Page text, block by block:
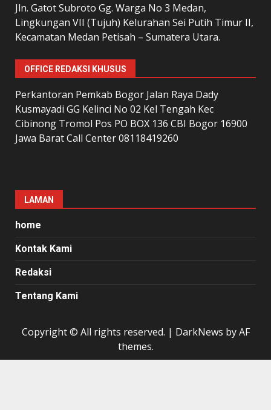
Jln. Gatot Subroto Gg. Warga No 3 Medan,
Lingkungan VII (Tujuh) Kelurahan Sei Putih Timur II,
Kecamatan Medan Petisah – Sumatera Utara.
OFFICE REDAKSI KHUSUS
Perkantoran Pemkab Bogor Jalan Raya Dady
Kusmayadi GG Kelinci No 02 Kel Tengah Kec
Cibinong Tromol Pos PO BOX 136 CBI Bogor 16900
Jawa Barat Call Center 08118419260
LAMAN
home
Kontak Kami
Redaksi
Tentang Kami
Copyright © All rights reserved. | DarkNews by AF
themes.